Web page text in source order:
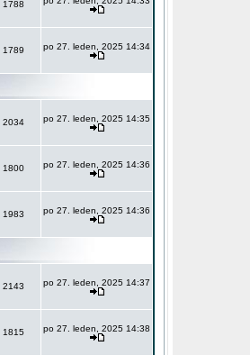
1788
1789 po 27. leden, 2025 14:34
2034 po 27. leden, 2025 14:35
1800 po 27. leden, 2025 14:36
1983 po 27. leden, 2025 14:36
2143 po 27. leden, 2025 14:37
1815 po 27. leden, 2025 14:38